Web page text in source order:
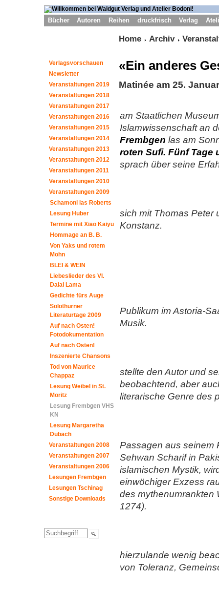
Bücher Autoren Reihen druckfrisch Verlag
Verlagsvorschauen
Newsletter
Veranstaltungen 2019
Veranstaltungen 2018
Veranstaltungen 2017
Veranstaltungen 2016
Veranstaltungen 2015
Veranstaltungen 2014
Veranstaltungen 2013
Veranstaltungen 2012
Veranstaltungen 2011
Veranstaltungen 2010
Veranstaltungen 2009
Schamoni las Roberts
Lesung Huber
Termine mit Xiao Kaiyu
Hommage an B. B.
Von Yaks und rotem
Mohn
BLEI & WEIN
Liebeslieder des VI.
Dalai Lama
Gedichte fürs Auge
Solothurner
Literaturtage 2009
Auf nach Osten!
Fotodokumentation
Auf nach Osten!
Inszenierte Chansons
Tod von Maurice
Chappaz
Lesung Weibel in St.
Moritz
Lesung Frembgen VHS
KN
Lesung Margaretha
Dubach
Veranstaltungen 2008
Veranstaltungen 2007
Veranstaltungen 2006
Lesungen Frembgen
Lesungen Tschinag
Sonstige Downloads
Home Archiv
«Ein anderes
Matinée am 25.
am Staatlichen
Islamwissenschaft an
Frembgen las am
roten Sufi. Fünf Tage
sprach über seine
sich mit Thomas Peter
Konstanz.
Publikum im Astoria-
Musik.
stellte den Autor und
beobachtend, aber
literarische Genre des
Passagen aus seinem
Sehwan Scharif in
islamischen Mystik,
einwöchiger Exzess
des mythenumrankten
1274).
hierzulande wenig
von Toleranz,